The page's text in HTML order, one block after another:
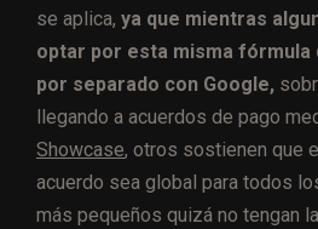
se aplica, ya que mientras
optar por esta misma fórmula
por separado con Google,
llegando a acuerdos de pago
Showcase, otros sostienen que
acuerdo sea global para todos
más pequeños quizá no tengan